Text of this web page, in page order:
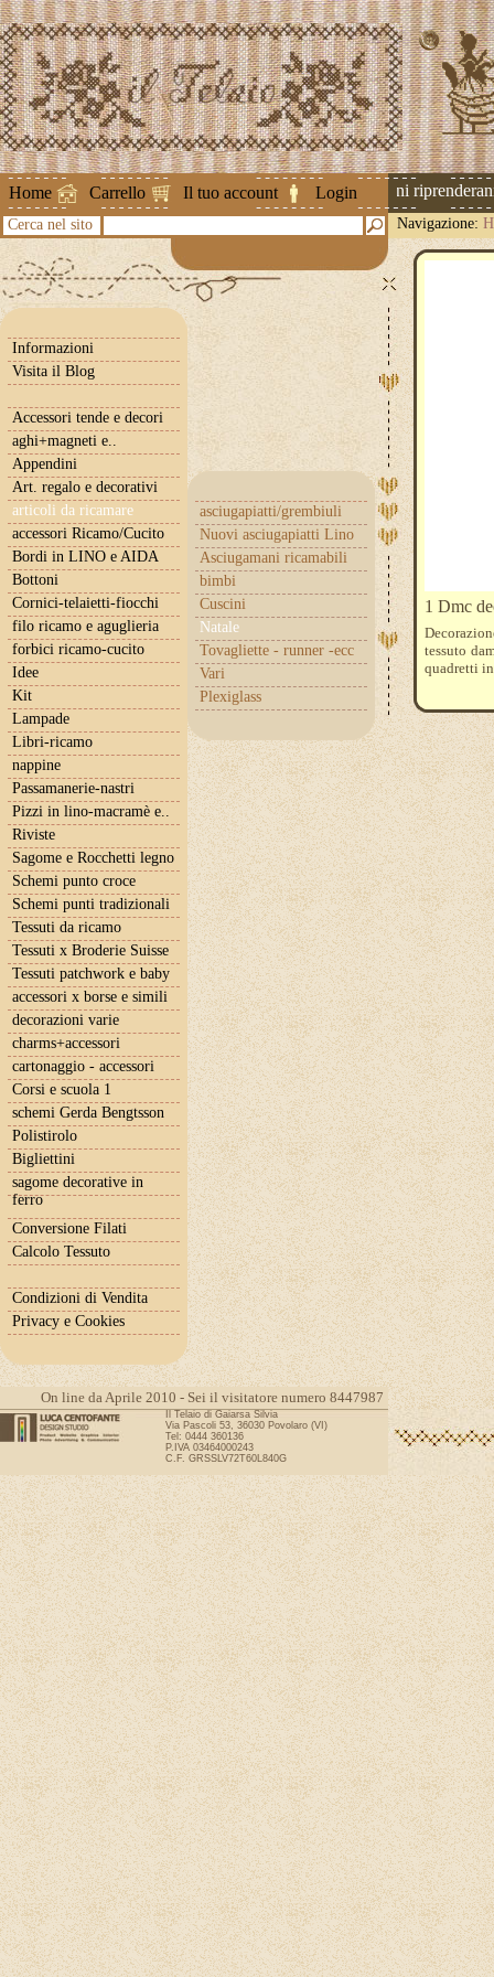
Home Carrello Il tuo account Login
Attenzione ! Le spedizioni
Cerca nel sito Navigazione:
Informazioni
Visita il Blog
Accessori tende e decori
aghi+magneti e..
Appendini
Art. regalo e decorativi
articoli da ricamare
asciugapiatti/grembiuli
Nuovi asciugapiatti Lino
Asciugamani ricamabili
bimbi
Cuscini
Natale
Tovagliette - runner -ecc
Vari
Plexiglass
accessori Ricamo/Cucito
Bordi in LINO e AIDA
Bottoni
Cornici-telaietti-fiocchi
filo ricamo e aguglieria
forbici ricamo-cucito
Idee
Kit
Lampade
Libri-ricamo
nappine
Passamanerie-nastri
Pizzi in lino-macramè e..
Riviste
Sagome e Rocchetti legno
Schemi punto croce
Schemi punti tradizionali
Tessuti da ricamo
Tessuti x Broderie Suisse
Tessuti patchwork e baby
accessori x borse e simili
decorazioni varie
charms+accessori
cartonaggio - accessori
Corsi e scuola 1
schemi Gerda Bengtsson
Polistirolo
Bigliettini
sagome decorative in
ferro
Conversione Filati
Calcolo Tessuto
Condizioni di Vendita
Privacy e Cookies
1 Dmc
tessuto
quadretti
On line da Aprile 2010 - Sei il visitatore numero 8447987
Il Telaio di Gaiarsa Silvia
Via Pascoli 53, 36030 Povolaro (VI)
Tel: 0444 360136
P.IVA 03464000243
C.F. GRSSLV72T60L840G